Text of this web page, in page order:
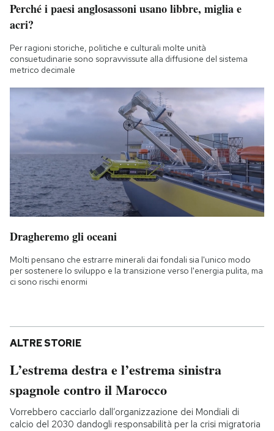
Perché i paesi anglosassoni usano libbre, miglia e
acri?
Per ragioni storiche, politiche e culturali molte unità
consuetudinarie sono sopravvissute alla diffusione del sistema
metrico decimale
Dragheremo gli oceani
Molti pensano che estrarre minerali dai fondali sia l'unico modo
per sostenere lo sviluppo e la transizione verso l'energia pulita, ma
ci sono rischi enormi
ALTRE STORIE
L’estrema destra e l’estrema sinistra
spagnole contro il Marocco
Vorrebbero cacciarlo dall’organizzazione dei Mondiali di
calcio del 2030 dandogli responsabilità per la crisi migratoria